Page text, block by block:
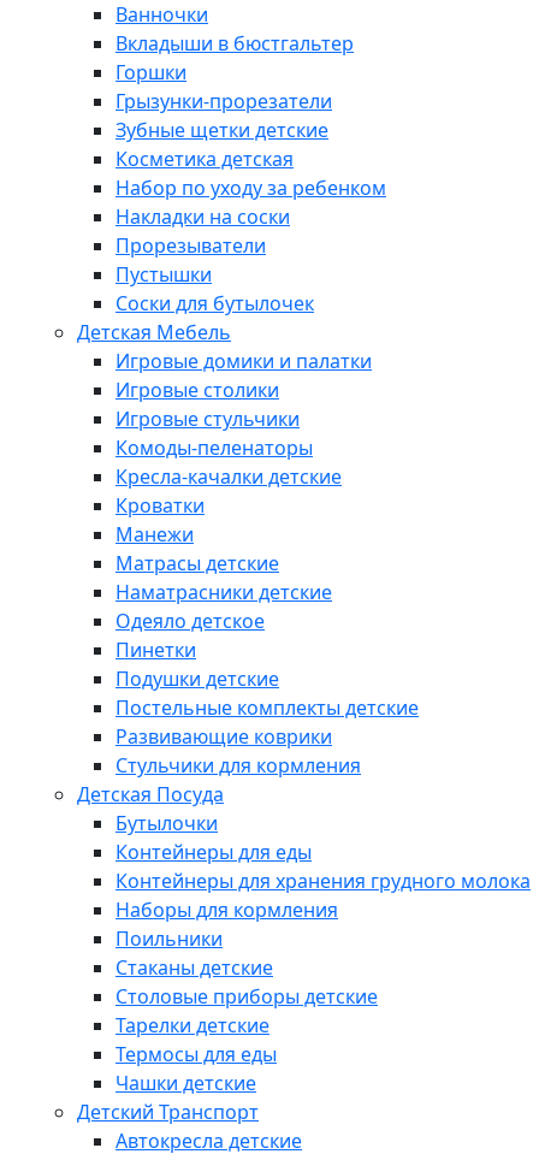
Ванночки
Вкладыши в бюстгальтер
Горшки
Грызунки-прорезатели
Зубные щетки детские
Косметика детская
Набор по уходу за ребенком
Накладки на соски
Прорезыватели
Пустышки
Соски для бутылочек
Детская Мебель
Игровые домики и палатки
Игровые столики
Игровые стульчики
Комоды-пеленаторы
Кресла-качалки детские
Кроватки
Манежи
Матрасы детские
Наматрасники детские
Одеяло детское
Пинетки
Подушки детские
Постельные комплекты детские
Развивающие коврики
Стульчики для кормления
Детская Посуда
Бутылочки
Контейнеры для еды
Контейнеры для хранения грудного молока
Наборы для кормления
Поильники
Стаканы детские
Столовые приборы детские
Тарелки детские
Термосы для еды
Чашки детские
Детский Транспорт
Автокресла детские